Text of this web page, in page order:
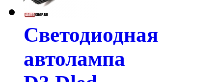
Светодиодная
автолампа